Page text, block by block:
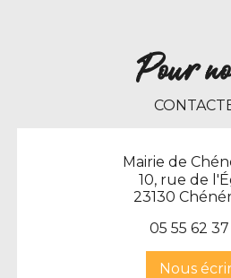
Pour
Mairie de
10, rue de
23130
05 55 62
Nous